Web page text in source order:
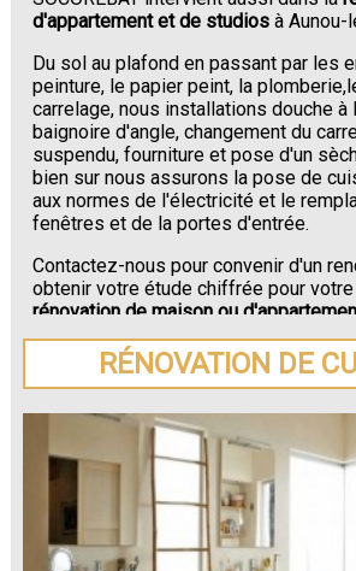
d'appartement et de studios à Aunou-
Du sol au plafond en passant par les
peinture, le papier peint, la
carrelage, nous installations douche à
baignoire d'angle, changement du
suspendu, fourniture et pose d'un
bien sur nous assurons la pose de
aux normes de l'électricité et le
fenêtres et de la portes d'entrée.
Contactez-nous pour convenir d'un
obtenir votre étude chiffrée pour
rénovation de maison ou
Aunou-le-Faucon.
RÉNOVATION DE